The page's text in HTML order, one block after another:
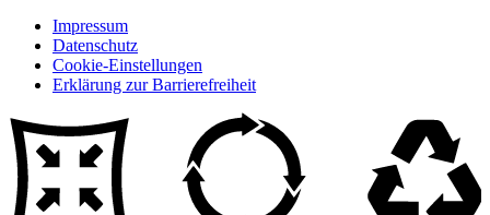
Impressum
Datenschutz
Cookie-Einstellungen
Erklärung zur Barrierefreiheit